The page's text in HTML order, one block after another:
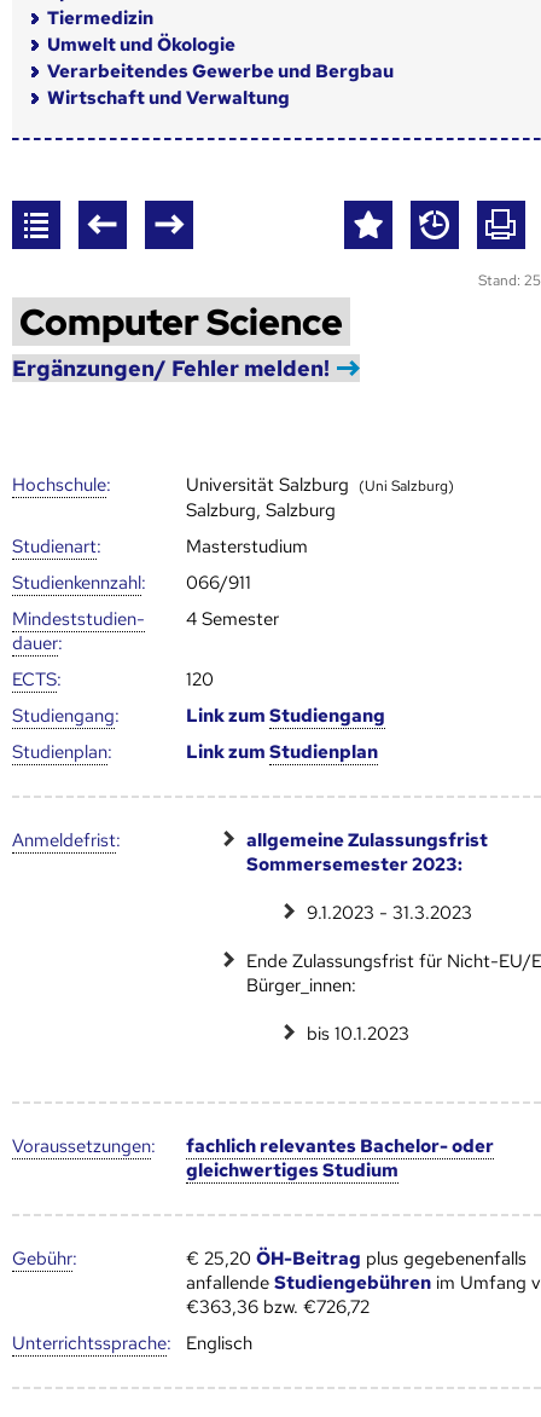
Tiermedizin
Umwelt und Ökologie
Verarbeitendes Gewerbe und Bergbau
Wirtschaft und Verwaltung
Stand:
Computer Science
Ergänzungen/ Fehler melden!
Hoch­schule: Universität Salzburg (Uni Salzburg)
Salzburg, Salzburg
Studienart:
Masterstudium
Studien­kenn­zahl:
066/911
Mindest­studien­
dauer:
4 Semester
ECTS:
120
Studien­gang: Link zumStudien­gang
Studien­plan: Link zumStudien­plan
Anmelde­frist:
allgemeine Zulassungsfrist
Sommersemester 2023:
9.1.2023 - 31.3.2023
Ende Zulassungsfrist für Nicht-EU/
Bürger_innen:
bis 10.1.2023
Voraus­setzungen:
fachlich relevantes Bachelor- oder
gleichwertiges Studium
Gebühr: € 25,20ÖH-Beitrag plus gegebenenfalls
anfallendeStudiengebühren im Umfang
€363,36 bzw. €726,72
Unter­richts­sprache: Englisch